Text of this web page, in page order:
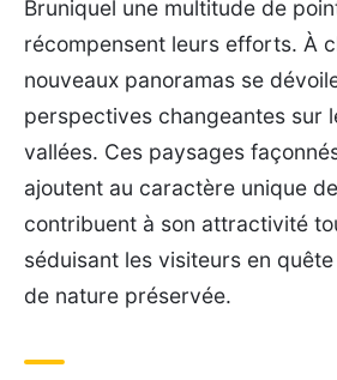
Bruniquel une multitude de
récompensent leurs efforts. À
nouveaux panoramas se
perspectives changeantes sur
vallées. Ces paysages
ajoutent au caractère unique
contribuent à son attractivité
séduisant les visiteurs en
de nature préservée.